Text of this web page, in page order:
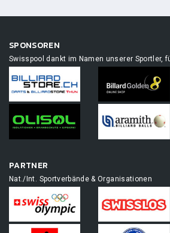
SPONSOREN
Swisspool dankt im Namen unserer Sportler,
PARTNER
Nat./Int. Sportverbände & Organisationen